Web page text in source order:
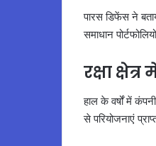
पारस डिफेंस ने
समाधान
रक्षा
हाल के वर्षों में
से परियोजनाएं